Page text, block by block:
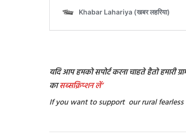
यदि आप हमको सपोर्ट करना चाहते हैतो हमारी
कासब्सक्रिप्शनलें’
If you want to support our rural